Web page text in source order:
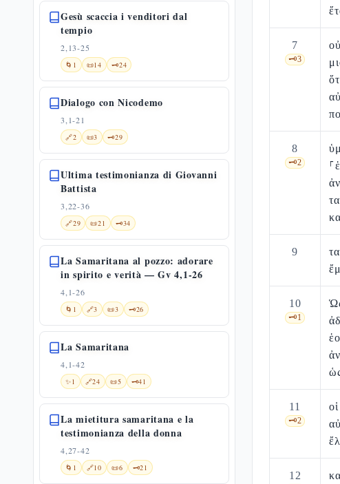
Gesù scaccia i venditori dal
tempio
2,13-25
🌀 1 📜14 🗝️24
Dialogo con Nicodemo
3,1-21
🔗2 📜3 🗝️29
Ultima testimonianza di Giovanni
Battista
3,22-36
🔗29 📜21 🗝️34
La Samaritana al pozzo: adorare
in spirito e verità — Gv 4,1-26
4,1-26
🌀 1 🔗3 📜3 🗝️26
La Samaritana
4,1-42
✨1 🔗24 📜5 🗝️41
La mietitura samaritana e la
testimonianza della donna
4,27-42
🌀 1 🔗10 📜6 🗝️21
7
🗝️3
8
🗝️2
9
10
🗝️1
11
🗝️2
12